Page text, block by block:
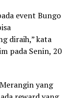
event Bungo
diraih,” kata
pada Senin, 20
yang